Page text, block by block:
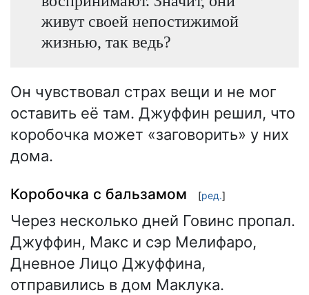
живут своей непостижимой
жизнью, так ведь?
Он чувствовал страх вещи и не мог
оставить её там. Джуффин решил, что
коробочка может «заговорить» у них
дома.
Коробочка с бальзамом [ред.]
Через несколько дней Говинс пропал.
Джуффин, Макс и сэр Мелифаро,
Дневное Лицо Джуффина,
отправились в дом Маклука.